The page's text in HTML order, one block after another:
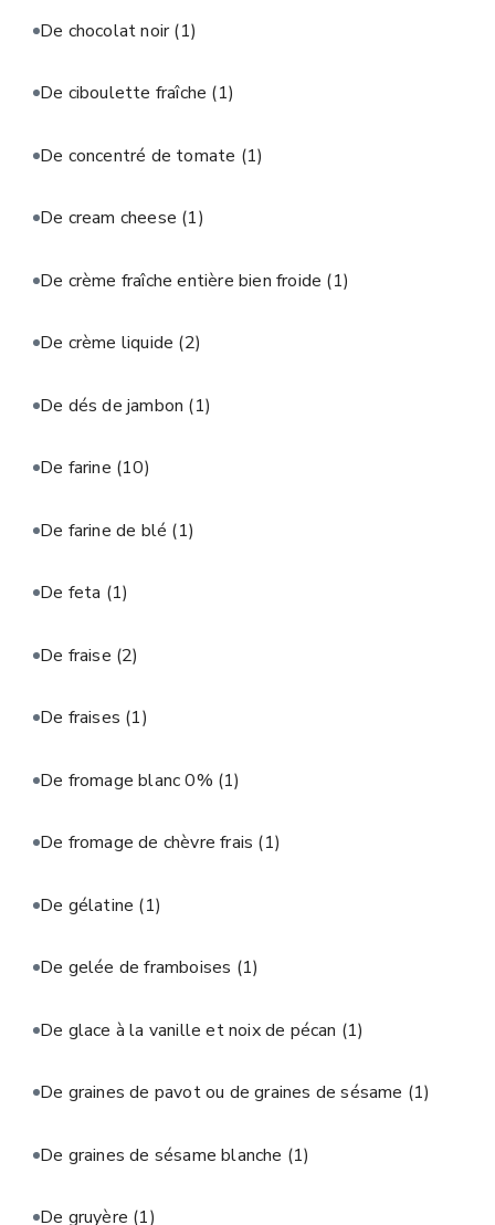
De chocolat noir(1)
De ciboulette fraîche (1)
De concentré de tomate (1)
De cream cheese (1)
De crème fraîche entière bien froide (1)
De crème liquide (2)
De dés de jambon (1)
De farine (10)
De farine de blé (1)
De feta (1)
De fraise (2)
De fraises (1)
De fromage blanc 0% (1)
De fromage de chèvre frais (1)
De gélatine (1)
De gelée de framboises (1)
De glace à la vanille et noix de pécan (1)
De graines de pavot ou de graines de sésame (1)
De graines de sésame blanche (1)
De gruyère (1)